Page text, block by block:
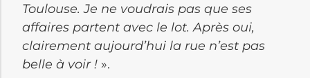
Toulouse. Je ne voudrais pas que ses
affaires partent avec le lot. Après oui,
clairement aujourd’hui la rue n’est pas
belle à voir ! ».